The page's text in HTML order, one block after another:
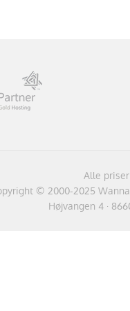
Alle
© 2000-2025
Højvangen 4 ·